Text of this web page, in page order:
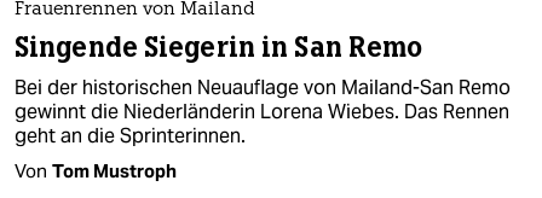
Frauenrennen von Mailand
Singende Siegerin in San Remo
Bei der historischen Neuauflage von Mailand-San Remo
gewinnt die Niederländerin Lorena Wiebes. Das Rennen
geht an die Sprinterinnen.
Von Tom Mustroph